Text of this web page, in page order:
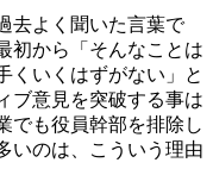
去よく聞いた言葉で
初から「そんなことは
くいくはずがない」と
ブ意見を突破する事は
でも役員幹部を排除し
いのは、こういう理由